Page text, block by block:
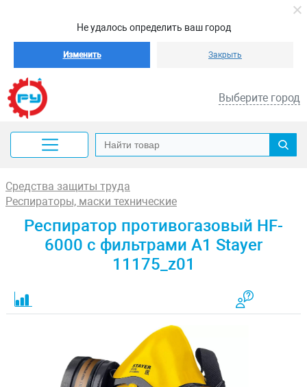
Не удалось определить ваш город
Изменить Закрыть
Выберите город
Средства защиты труда
Респираторы, маски технические
Респиратор противогазовый HF-
6000 с фильтрами A1 Stayer
11175_z01